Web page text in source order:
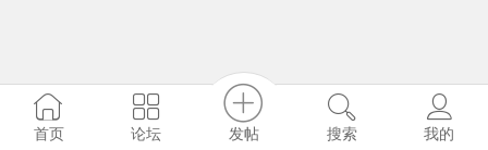
首页 论坛 发帖 搜索 我的